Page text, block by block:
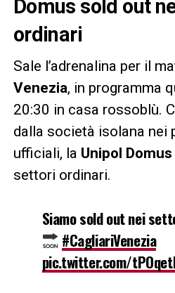
Domus sold out
ordinari
Sale l’adrenalina per il
Venezia, in programma
20:30 in casa rossoblù.
dalla società isolana nei
ufficiali, la Unipol Domus
settori ordinari.
Siamo sold out nei
#CagliariVenezia
pic.twitter.com/